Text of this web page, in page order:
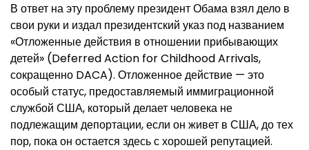
В ответ на эту проблему президент Обама взял дело в
свои руки и издал президентский указ под названием
«Отложенные действия в отношении прибывающих
детей» (Deferred Action for Childhood Arrivals,
сокращенно DACA). Отложенное действие — это
особый статус, предоставляемый иммиграционной
службой США, который делает человека не
подлежащим депортации, если он живет в США, до тех
пор, пока он остается здесь с хорошей репутацией.